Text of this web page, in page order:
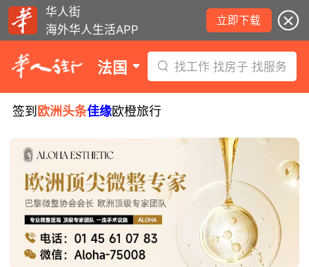
华人街
海外华人生活APP
立即下载
法国 找工作 找房子 找服务
签到 欧洲头条佳缘欧橙旅行
少年拾金不昧被嘉奖，获赠所捡款项！